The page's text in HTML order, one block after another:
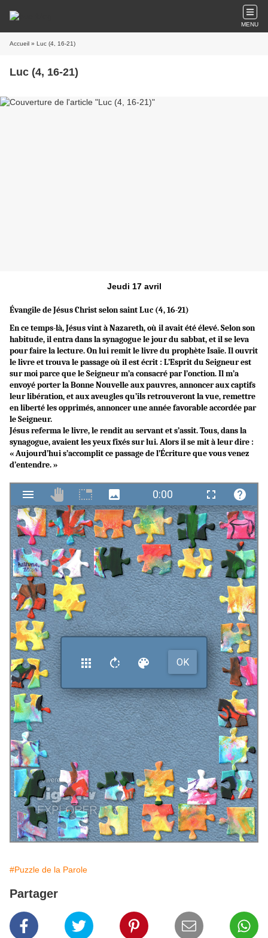
MENU
Accueil » Luc (4, 16-21)
Luc (4, 16-21)
Jeudi 17 avril
Évangile de Jésus Christ selon saint Luc (4, 16-21)
En ce temps-là, Jésus vint à Nazareth, où il avait été élevé. Selon son
habitude, il entra dans la synagogue le jour du sabbat, et il se leva
pour faire la lecture. On lui remit le livre du prophète Isaïe. Il ouvrit
le livre et trouva le passage où il est écrit : L’Esprit du Seigneur est
sur moi parce que le Seigneur m’a consacré par l’onction. Il m’a
envoyé porter la Bonne Nouvelle aux pauvres, annoncer aux captifs
leur libération, et aux aveugles qu’ils retrouveront la vue, remettre
en liberté les opprimés, annoncer une année favorable accordée par
le Seigneur.
Jésus referma le livre, le rendit au servant et s’assit. Tous, dans la
synagogue, avaient les yeux fixés sur lui. Alors il se mit à leur dire :
« Aujourd’hui s’accomplit ce passage de l’Écriture que vous venez
d’entendre. »
#Puzzle de la Parole
Partager